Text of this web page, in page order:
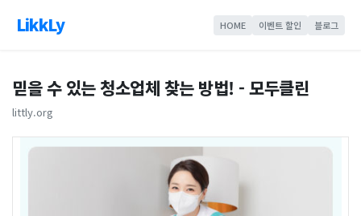
LikkLy HOME 이벤트 할인 블로그
믿을 수 있는 청소업체 찾는 방법! - 모두클린
littly.org